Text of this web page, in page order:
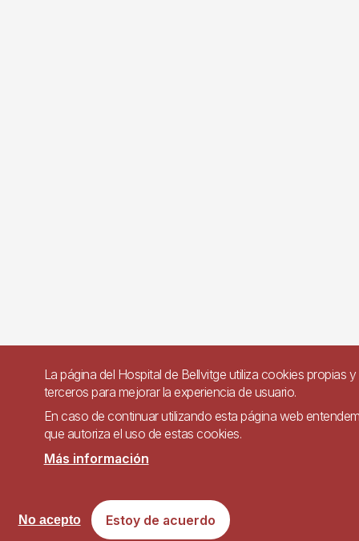
La página del Hospital de Bellvitge utiliza cookies propias y
terceros para mejorar la experiencia de usuario.
En caso de continuar utilizando esta página web
que autoriza el uso de estas cookies.
Más información
Estoy de acuerdo
No acepto